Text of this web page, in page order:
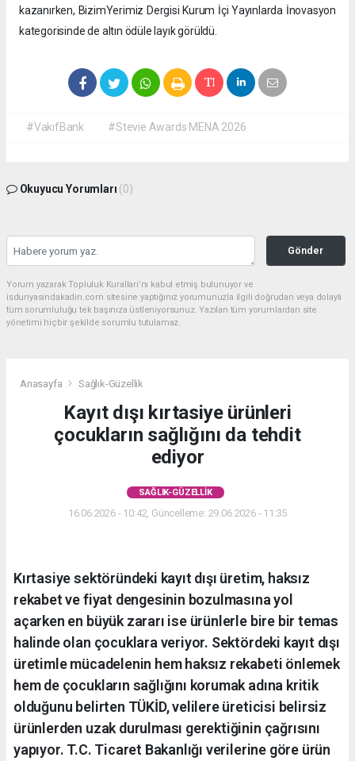
kazanırken, BizimYerimiz Dergisi Kurum İçi Yayınlarda İnovasyon
kategorisinde de altın ödüle layık görüldü.
#VakıfBank #Stevie Awards MENA 2026
Okuyucu Yorumları (0)
Gönder
Yorum yazarak Topluluk Kuralları’nı kabul etmiş bulunuyor ve
isdunyasindakadin.com sitesine yaptığınız yorumunuzla ilgili doğrudan veya dolaylı
tüm sorumluluğu tek başınıza üstleniyorsunuz. Yazılan tüm yorumlardan site
yönetimi hiçbir şekilde sorumlu tutulamaz.
Anasayfa Sağlık-Güzellik
Kayıt dışı kırtasiye ürünleri
çocukların sağlığını da tehdit
ediyor
SAĞLIK-GÜZELLIK
16.06.2026 - 10:42, Güncelleme: 29.06.2026 - 11:35
Kırtasiye sektöründeki kayıt dışı üretim, haksız
rekabet ve fiyat dengesinin bozulmasına yol
açarken en büyük zararı ise ürünlerle bire bir temas
halinde olan çocuklara veriyor. Sektördeki kayıt dışı
üretimle mücadelenin hem haksız rekabeti önlemek
hem de çocukların sağlığını korumak adına kritik
olduğunu belirten TÜKİD, velilere üreticisi belirsiz
ürünlerden uzak durulması gerektiğinin çağrısını
yapıyor. T.C. Ticaret Bakanlığı verilerine göre ürün